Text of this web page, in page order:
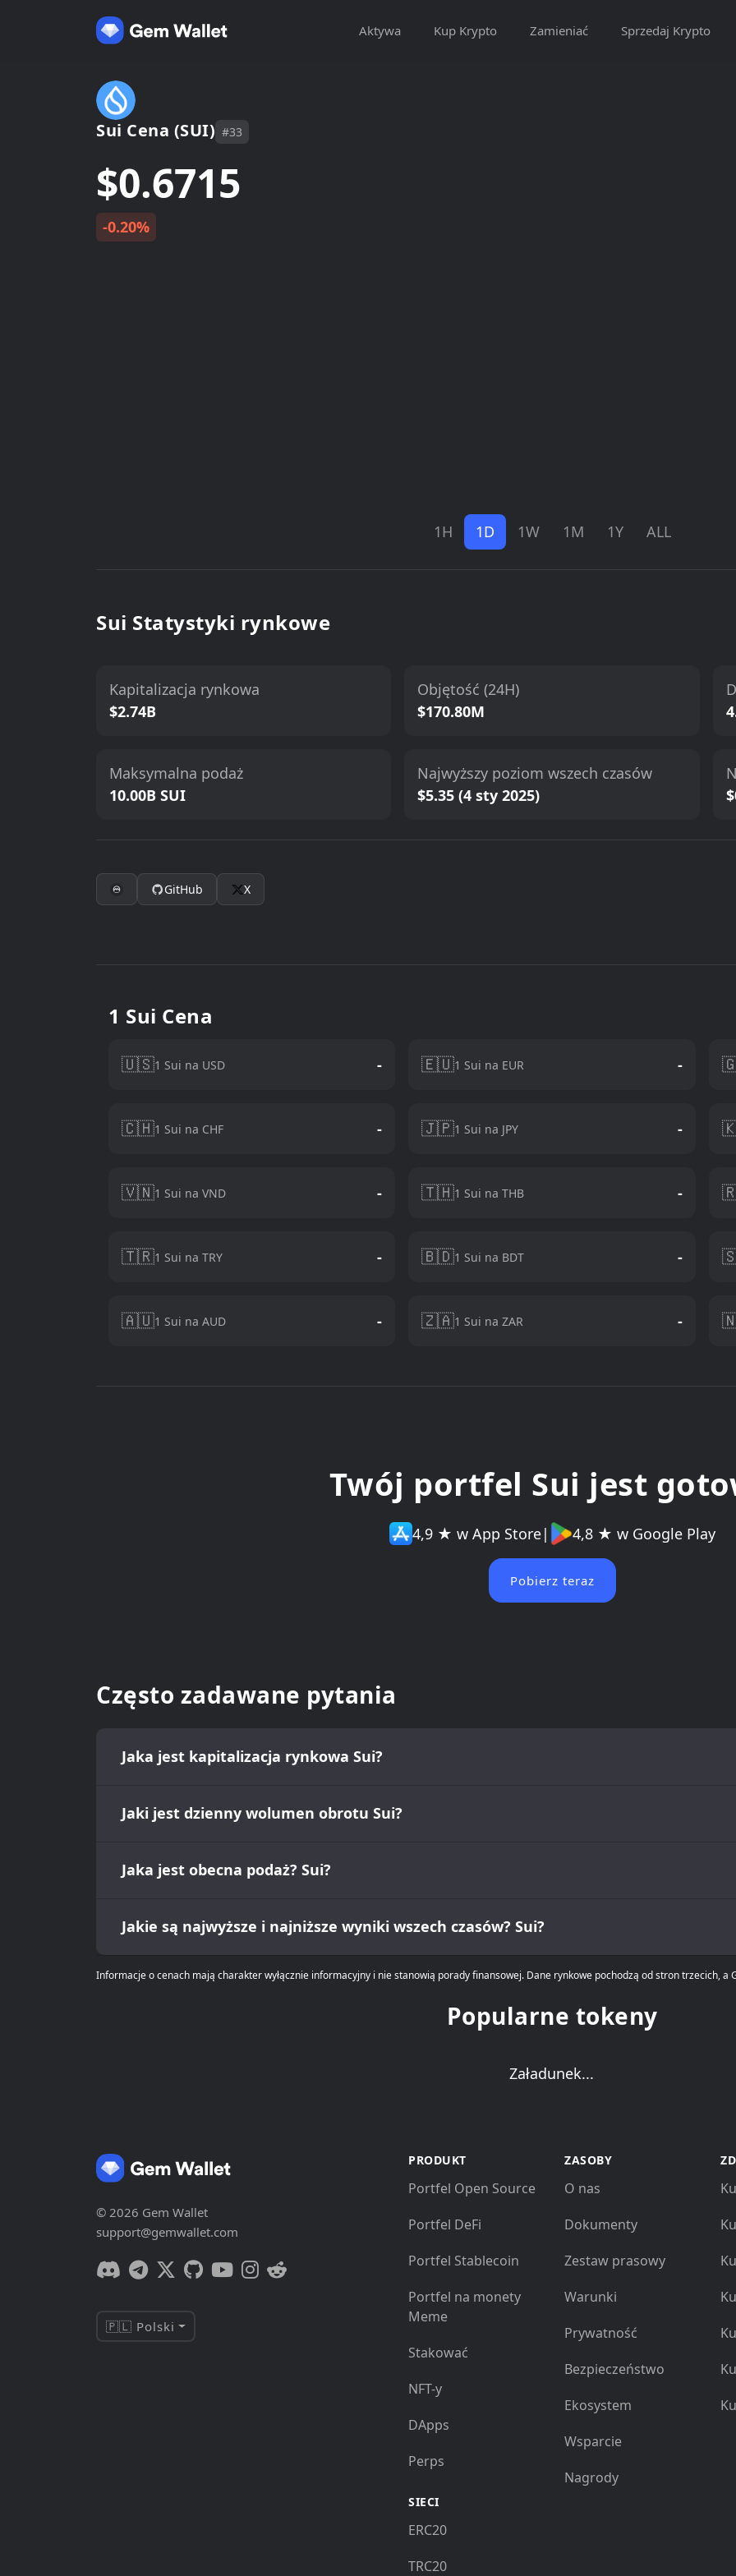
Aktywa Kup Krypto Zamieniać Sprzedaj Krypto
Sui Cena (SUI) #33
$0.6715
-0.20%
1H 1D 1W 1M 1Y ALL
Sui Statystyki rynkowe
Kapitalizacja rynkowa
$2.74B
Objętość (24H)
$170.80M
Maksymalna podaż
10.00B SUI
Najwyższy poziom wszech czasów
$5.35 (4 sty 2025)
GitHub X
1 Sui Cena
🇺🇸1 Sui na USD - 🇪🇺1 Sui na EUR -
🇨🇭1 Sui na CHF - 🇯🇵1 Sui na JPY -
🇻🇳1 Sui na VND - 🇹🇭1 Sui na THB -
🇹🇷1 Sui na TRY - 🇧🇩1 Sui na BDT -
🇦🇺1 Sui na AUD - 🇿🇦1 Sui na ZAR -
Twój portfel Sui jest
4,9 ★ w App Store| 4,8 ★ w Google Play
Pobierz teraz
Często zadawane pytania
Jaka jest kapitalizacja rynkowa Sui?
Jaki jest dzienny wolumen obrotu Sui?
Jaka jest obecna podaż? Sui?
Jakie są najwyższe i najniższe wyniki wszech czasów? Sui?
Informacje o cenach mają charakter wyłącznie informacyjny i nie stanowią porady finansowej. Dane rynkowe pochodzą od stron trzecich, a
Popularne tokeny
Załadunek...
© 2026 Gem Wallet
support@gemwallet.com
🇵🇱 Polski
PRODUKT
Portfel Open Source
Portfel DeFi
Portfel Stablecoin
Portfel na monety
Meme
Stakować
NFT-y
DApps
Perps
SIECI
ERC20
TRC20
ZASOBY
O nas
Dokumenty
Zestaw prasowy
Warunki
Prywatność
Bezpieczeństwo
Ekosystem
Wsparcie
Nagrody